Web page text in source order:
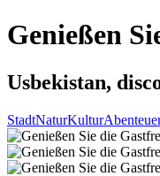
Genießen
Usbekistan,
StadtNaturKultur